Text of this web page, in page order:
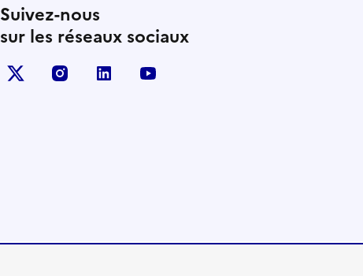
Suivez-nous
sur les réseaux sociaux
X (anciennement Twitter)
instagramlinkedin